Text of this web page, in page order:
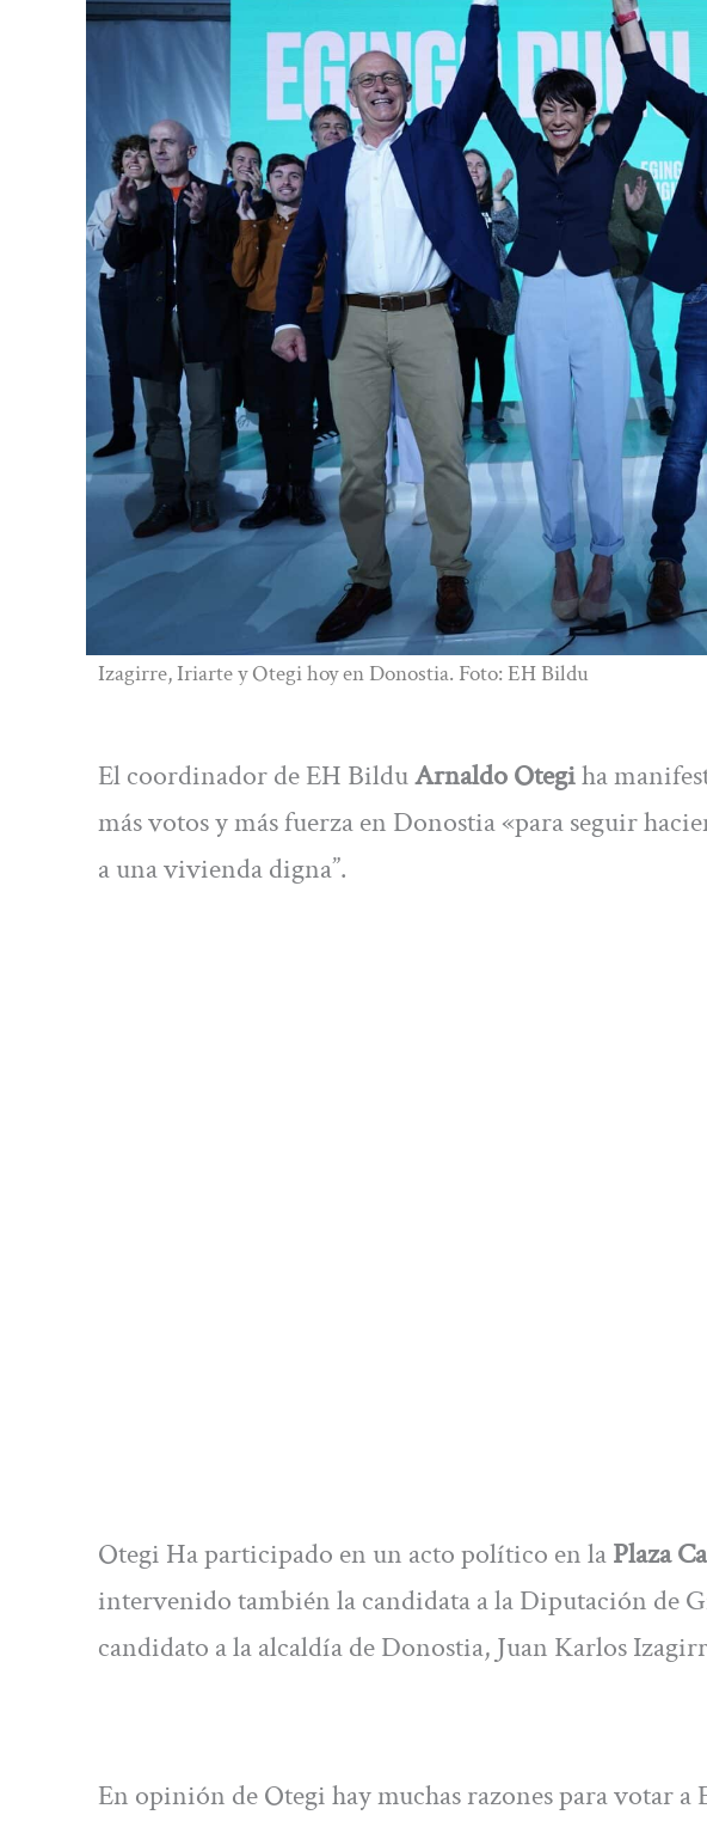
Izagirre, Iriarte y Otegi hoy en Donostia. Foto: EH Bildu
El coordinador de EH BilduArnaldo Otegiha
más votos y más fuerza en Donostia «para seguir
a una vivienda digna”.
Otegi Ha participado en un acto político en laPlaza
intervenido también la candidata a la Diputación de
candidato a la alcaldía de Donostia, Juan Karlos
En opinión de Otegi hay muchas razones para votar